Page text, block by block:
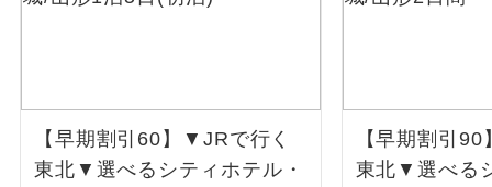
【早期割引60】▼JRで行く
東北▼選べるシティホテル・
【早期割引
東北▼選べる